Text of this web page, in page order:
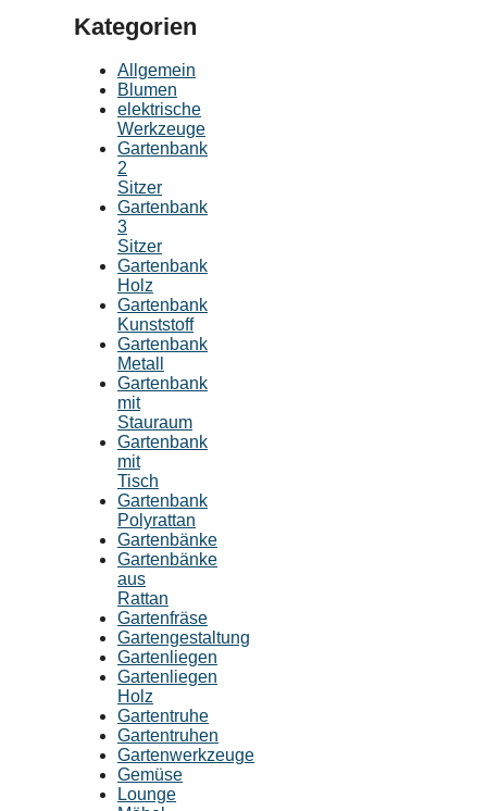
Kategorien
Allgemein
Blumen
elektrische
Werkzeuge
Gartenbank
2
Sitzer
Gartenbank
3
Sitzer
Gartenbank
Holz
Gartenbank
Kunststoff
Gartenbank
Metall
Gartenbank
mit
Stauraum
Gartenbank
mit
Tisch
Gartenbank
Polyrattan
Gartenbänke
Gartenbänke
aus
Rattan
Gartenfräse
Gartengestaltung
Gartenliegen
Gartenliegen
Holz
Gartentruhe
Gartentruhen
Gartenwerkzeuge
Gemüse
Lounge